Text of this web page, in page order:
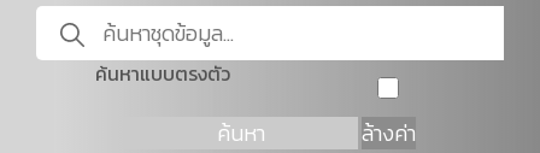
ค้นหาแบบตรงตัว
ค้นหา ล้างค่า